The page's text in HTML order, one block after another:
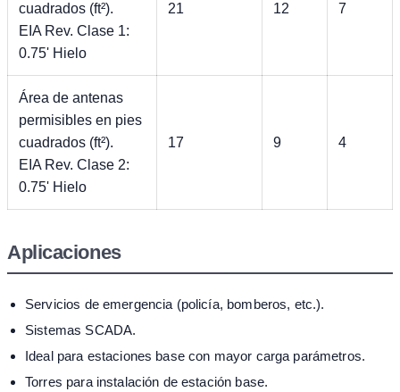
cuadrados (ft²).
EIA Rev. Clase 1:
0.75' Hielo
21 12 7
Área de antenas
permisibles en pies
cuadrados (ft²).
EIA Rev. Clase 2:
0.75' Hielo
17 9 4
Aplicaciones
Servicios de emergencia (policía, bomberos, etc.).
Sistemas SCADA.
Ideal para estaciones base con mayor carga parámetros.
Torres para instalación de estación base.